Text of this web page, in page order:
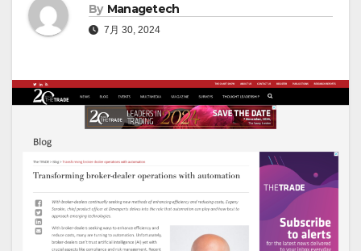
By Managetech
7月 30, 2024